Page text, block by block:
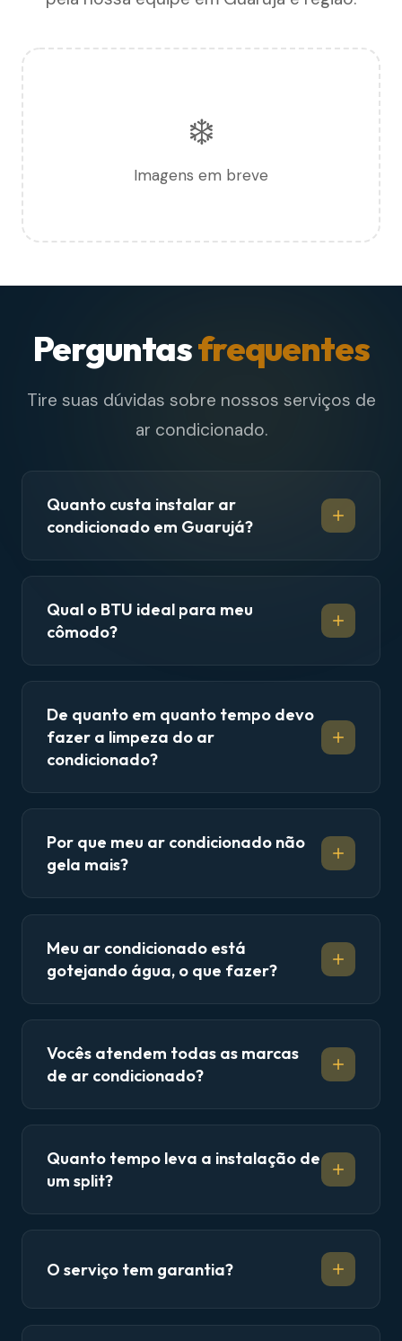
❄️
Imagens em breve
Perguntasfrequentes
Tire suas dúvidas sobre nossos serviços de
ar condicionado.
Quanto custa instalar ar
condicionado em Guarujá?
Qual o BTU ideal para meu
cômodo?
De quanto em quanto tempo devo
fazer a limpeza do ar
condicionado?
Por que meu ar condicionado não
gela mais?
Meu ar condicionado está
gotejando água, o que fazer?
Vocês atendem todas as marcas
de ar condicionado?
Quanto tempo leva a instalação de
um split?
O serviço tem garantia?